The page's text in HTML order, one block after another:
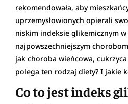
rekomendowała, aby
uprzemysłowionych opierali
niskim indeksie glikemicznym
najpowszechniejszym
jak choroba wieńcowa, cukrzyca
polega ten rodzaj diety? I jakie
Co to jest indeks